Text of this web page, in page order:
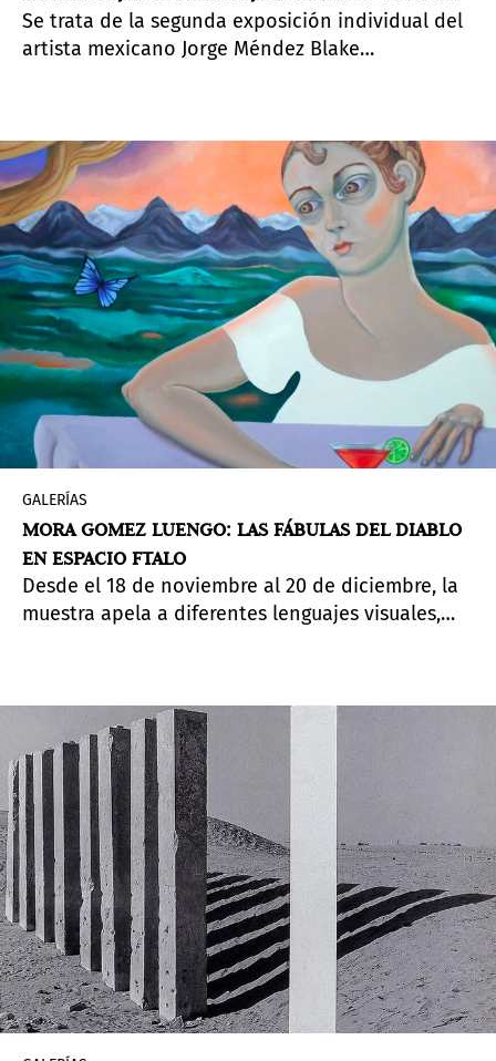
Se trata de la segunda exposición individual del
artista mexicano Jorge Méndez Blake
democrática y la crisis poética. A través de
distintos proyectos de anfiteatros, Méndez Blake
intenta reconstruir el lugar original del poeta,
como creador de la comedia y de la tragedia, de
la comunidad y por ende de la democracia,
utilizando el anfiteatro como un símbolo de la
posibilidad de escuchar, de discutir y vivir en
comunidad.
GALERÍAS
MORA GOMEZ LUENGO: LAS FÁBULAS DEL DIABLO
EN ESPACIO FTALO
Desde el 18 de noviembre al 20 de diciembre, la
muestra apela a diferentes lenguajes visuales,
sin revelar.